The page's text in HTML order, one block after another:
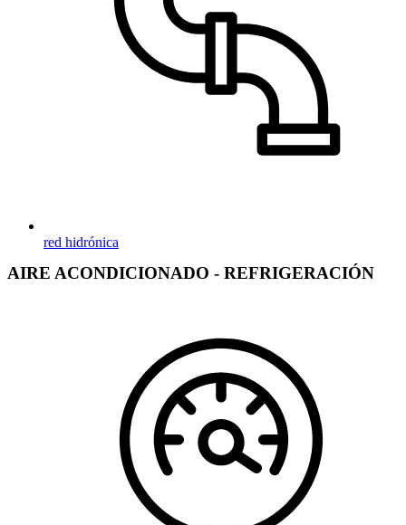
red hidrónica
AIRE ACONDICIONADO - REFRIGERACIÓN